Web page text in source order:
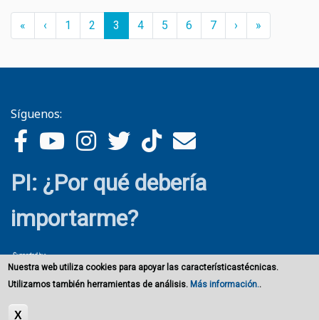
Paginación
« « First
‹ Страница
1 Страница
2
Página
actual
3 Страница
4 Страница
5 Страница
6 Страница
7 › »
Síguenos:
PI: ¿Por qué debería
importarme?
Nuestra web utiliza cookies para apoyar las característicastécnicas.
Utilizamos también herramientas de análisis. Más información..
X